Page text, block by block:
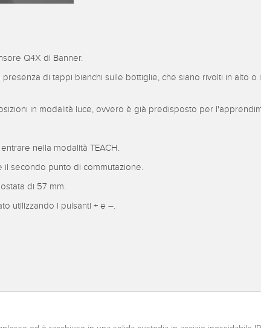
Q4X di Banner.
di tappi bianchi sulle bottiglie, che siano rivolti in alto o
in modalità luce, ovvero è già predisposto per
nella modalità TEACH.
secondo punto di commutazione.
di 57 mm.
utilizzando i pulsanti + e –.